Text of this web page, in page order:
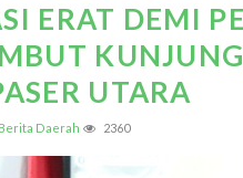
ERAT DEMI
UTARA
Berita Daerah 2360